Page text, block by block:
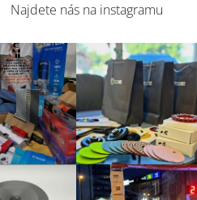
Najdete nás na instagramu